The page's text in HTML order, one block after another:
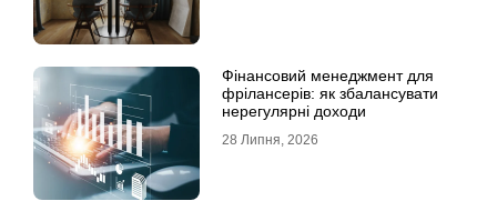
Фінансовий менеджмент для
фрілансерів: як збалансувати
нерегулярні доходи
28 Липня, 2026